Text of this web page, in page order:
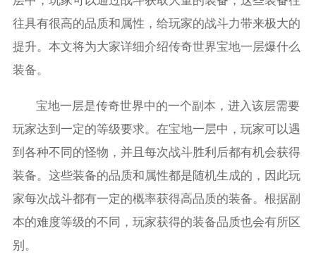
往具有很高的品质和属性，给玩家的战斗力带来极大的
提升。本文将为大家详细介绍传奇世界宝地一层爆什么
装备。
宝地一层是传奇世界中的一个副本，进入该层需要
玩家达到一定的等级要求。在宝地一层中，玩家可以遇
到各种不同的怪物，并且每次战斗胜利后都有机会获得
装备。这些装备的品质和属性都是随机生成的，因此玩
家每次战斗都有一定的概率获得高品质的装备。根据副
本的难度等级的不同，玩家获得的装备品质也会有所区
别。